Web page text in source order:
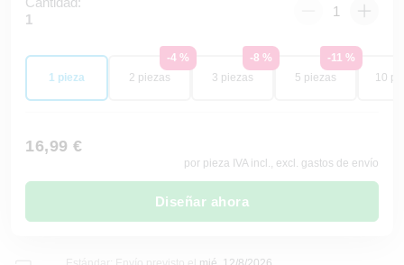
1
1 pieza
-4 %
2 piezas
-8 %
3 piezas
-11 %
5 piezas
10
16,99 €
por pieza IVA incl., excl. gastos de envío
Diseñar ahora